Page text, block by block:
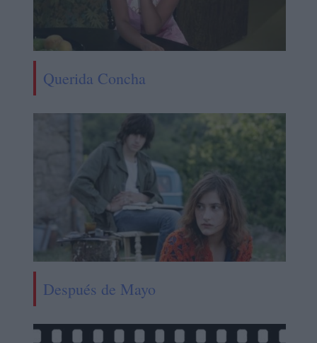
Querida Concha
Después de Mayo